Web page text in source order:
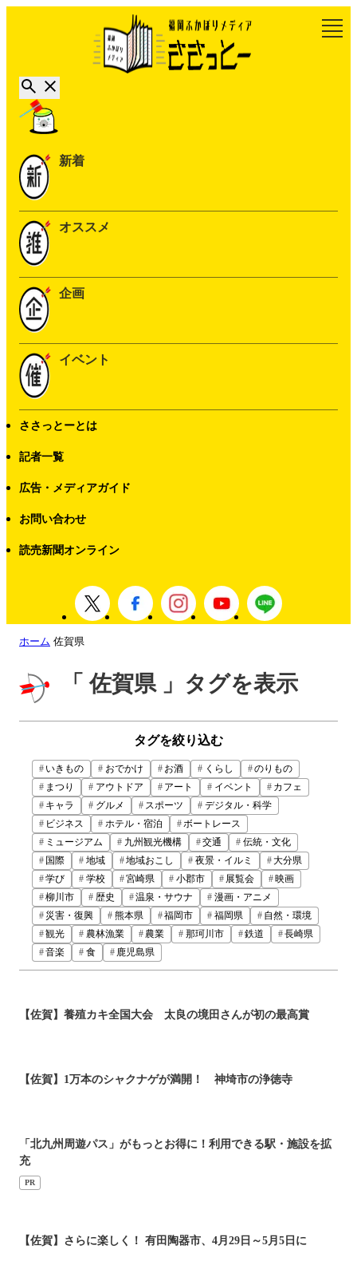
新着
オススメ
企画
イベント
ささっとーとは
記者一覧
広告・メディアガイド
お問い合わせ
読売新聞オンライン
ホーム 佐賀県
「 佐賀県 」タグを表示
タグを絞り込む
いきもの おでかけ お酒 くらし
のりもの
まつり
アウトドア アート イベント
カフェ
キャラ
グルメ スポーツ
デジタル・科学
ビジネス
ホテル・宿泊
ボートレース
ミュージアム
九州観光機構 交通
伝統・文化
国際
地域 地域おこし 夜景・イルミ
大分県
学び
学校 宮崎県 小郡市 展覧会
映画
柳川市
歴史 温泉・サウナ
漫画・アニメ
災害・復興
熊本県 福岡市 福岡県
自然・環境
観光
農林漁業 農業 那珂川市 鉄道
長崎県
音楽
食 鹿児島県
【佐賀】養殖カキ全国大会 太良の境田さんが初の最高賞
【佐賀】1万本のシャクナゲが満開！ 神埼市の浄徳寺
「北九州周遊パス」がもっとお得に！利用できる駅・施設を拡
充
PR
【佐賀】さらに楽しく！ 有田陶器市、4月29日～5月5日に